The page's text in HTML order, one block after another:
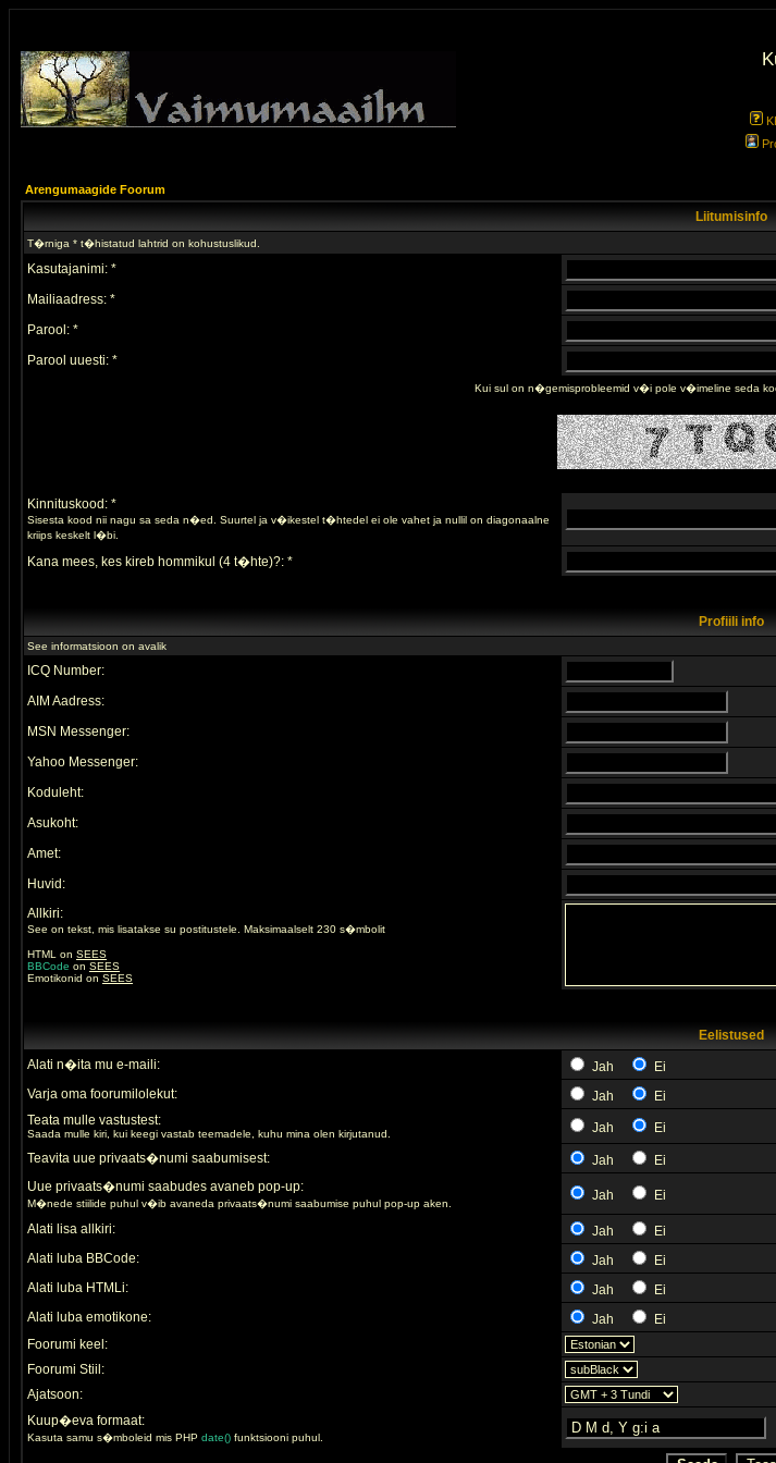
Arengumaagide Foorum
Liitumisinfo
T�rniga * t�histatud lahtrid on kohustuslikud.
Kasutajanimi: *
Mailiaadress: *
Parool: *
Parool uuesti: *
Kui sul on n�gemisprobleemid v�i pole v�imeline seda
Kinnituskood: *
Sisesta kood nii nagu sa seda n�ed. Suurtel ja v�ikestel t�htedel ei ole vahet ja nullil on diagonaalne
kriips keskelt l�bi.
Kana mees, kes kireb hommikul (4 t�hte)?: *
Profiili info
See informatsioon on avalik
ICQ Number:
AIM Aadress:
MSN Messenger:
Yahoo Messenger:
Koduleht:
Asukoht:
Amet:
Huvid:
Allkiri:
See on tekst, mis lisatakse su postitustele. Maksimaalselt 230 s�mbolit
HTML on SEES
BBCode on SEES
Emotikonid on SEES
Eelistused
Alati n�ita mu e-maili:
Jah
Ei
Varja oma foorumilolekut:
Jah
Ei
Teata mulle vastustest:
Saada mulle kiri, kui keegi vastab teemadele, kuhu mina olen kirjutanud. Jah
Ei
Teavita uue privaats�numi saabumisest:
Jah
Ei
Uue privaats�numi saabudes avaneb pop-up:
M�nede stiilide puhul v�ib avaneda privaats�numi saabumise puhul pop-up aken.
Jah Ei
Alati lisa allkiri: Jah
Ei
Alati luba BBCode:
Jah
Ei
Alati luba HTMLi:
Jah
Ei
Alati luba emotikone:
Jah
Ei
Foorumi keel:
Foorumi Stiil:
Ajatsoon:
Kuup�eva formaat:
Kasuta samu s�mboleid mis PHP date() funktsiooni puhul.